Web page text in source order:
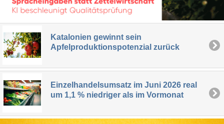
Katalonien gewinnt sein
Apfelproduktionspotenzial zurück
Einzelhandelsumsatz im Juni 2026 real
um 1,1 % niedriger als im Vormonat